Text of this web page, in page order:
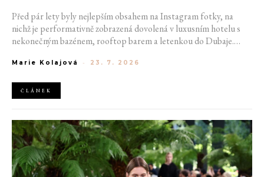
Před pár lety byly nejlepším obsahem na Instagram fotky, na
nichž je performativně zobrazená dovolená v luxusním hotelu s
nekonečným bazénem, rooftop barem a letenkou do Dubaje.
horách. Ranní koupání v lomu. Výlet vlakem na Šumavu.
Marie Kolajová - 23. 7. 2026
ČLÁNEK